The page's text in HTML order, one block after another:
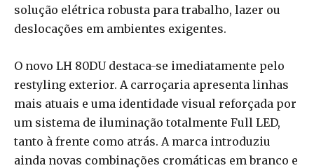
solução elétrica robusta para trabalho, lazer ou
deslocações em ambientes exigentes.
O novo LH 80DU destaca-se imediatamente pelo
restyling exterior. A carroçaria apresenta linhas
mais atuais e uma identidade visual reforçada por
um sistema de iluminação totalmente Full LED,
tanto à frente como atrás. A marca introduziu
ainda novas combinações cromáticas em branco e